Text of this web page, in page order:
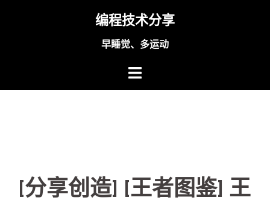
编程技术分享
早睡觉、多运动
[分享创造] [王者图鉴] 王